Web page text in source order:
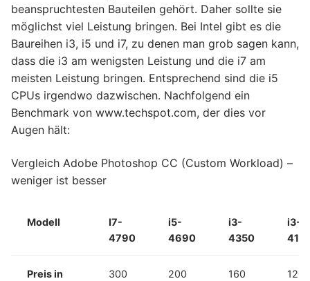
beanspruchtesten Bauteilen gehört. Daher sollte sie
möglichst viel Leistung bringen. Bei Intel gibt es die
Baureihen i3, i5 und i7, zu denen man grob sagen kann,
dass die i3 am wenigsten Leistung und die i7 am
meisten Leistung bringen. Entsprechend sind die i5
CPUs irgendwo dazwischen. Nachfolgend ein
Benchmark von www.techspot.com, der dies vor
Augen hält:
Vergleich Adobe Photoshop CC (Custom Workload) –
weniger ist besser
Modell
I7-
4790
i5-
4690
i3-
4350
i3-
Preis in
300 200 160 120